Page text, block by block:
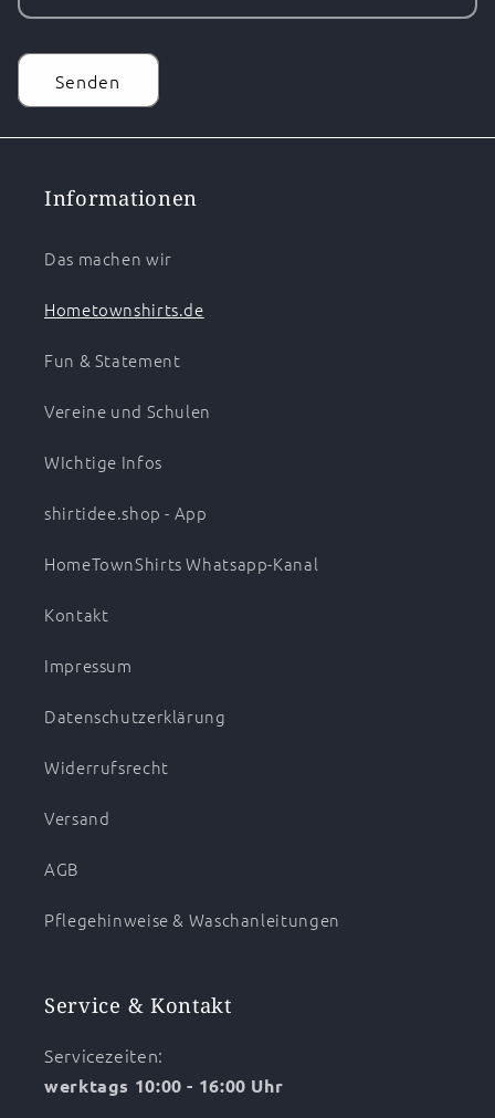
Senden
Informationen
Das machen wir
Hometownshirts.de
Fun & Statement
Vereine und Schulen
WIchtige Infos
shirtidee.shop - App
HomeTownShirts Whatsapp-Kanal
Kontakt
Impressum
Datenschutzerklärung
Widerrufsrecht
Versand
AGB
Pflegehinweise & Waschanleitungen
Service & Kontakt
Servicezeiten:
werktags 10:00 - 16:00 Uhr